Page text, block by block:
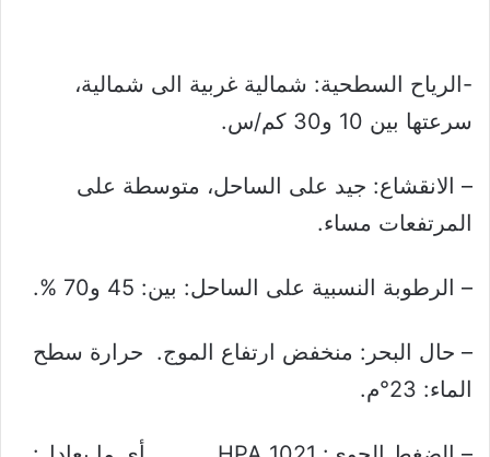
-الرياح السطحية: شمالية غربية الى شمالية،
سرعتها بين 10 و30 كم/س.
– الانقشاع: جيد على الساحل، متوسطة على
المرتفعات مساء.
– الرطوبة النسبية على الساحل: بين: 45 و70 %.
– حال البحر: منخفض ارتفاع الموج. حرارة سطح
الماء: 23°م.